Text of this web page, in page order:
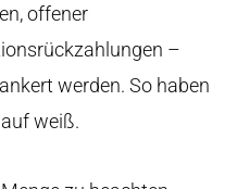
offener
–
werden. So haben
weiß.